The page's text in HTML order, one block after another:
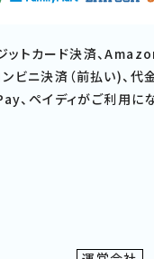
ットカード決済、
ンビニ決済（前払い)、代
、ペイディがご利用に